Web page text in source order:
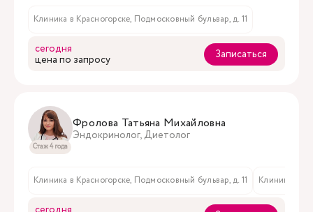
Клиника в Красногорске, Подмосковный бульвар, д. 11
сегодня
цена по запросу
Записаться
Стаж 4 года
Фролова Татьяна Михайловна
Эндокринолог, Диетолог
Клиника в Красногорске, Подмосковный бульвар, д. 11 Клиника на